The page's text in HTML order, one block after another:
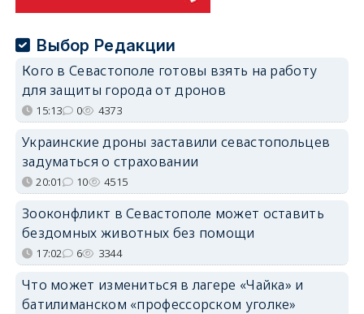
Выбор Редакции
Кого в Севастополе готовы взять на работу
для защиты города от дронов
15:13 0 4373
Украинские дроны заставили севастопольцев
задуматься о страховании
20:01 10 4515
Зооконфликт в Севастополе может оставить
бездомных животных без помощи
17:02 6 3344
Что может измениться в лагере «Чайка» и
батилиманском «профессорском уголке»